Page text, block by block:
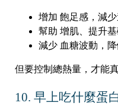
增加 飽足感，減
幫助 增肌、提升
減少 血糖波動，
但要控制總熱量，才能真
10. 早上吃什麼蛋